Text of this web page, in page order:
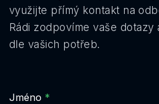
využijte přímý kontakt na
Rádi zodpovíme vaše
dle vašich potřeb.
Jméno